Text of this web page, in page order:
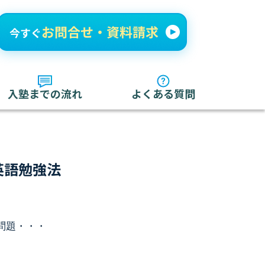
入塾までの流れ よくある質問
勉強法
・・・